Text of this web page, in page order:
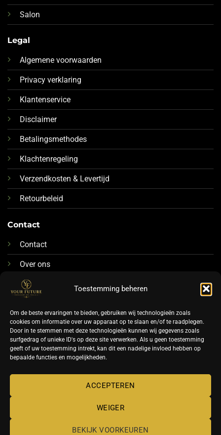
Toestemming beheren
Om de beste ervaringen te bieden, gebruiken wij technologieën zoals
cookies om informatie over uw apparaat op te slaan en/of te raadplegen.
Door in te stemmen met deze technologieën kunnen wij gegevens zoals
surfgedrag of unieke ID's op deze site verwerken. Als u geen toestemming
geeft of uw toestemming intrekt, kan dit een nadelige invloed hebben op
bepaalde functies en mogelijkheden.
ACCEPTEREN
WEIGER
BEKIJK VOORKEUREN
Salon
Legal
Algemene voorwaarden
Privacy verklaring
Klantenservice
Disclaimer
Betalingsmethodes
Klachtenregeling
Verzendkosten & Levertijd
Retourbeleid
Contact
Contact
Over ons
076-88 78 592
2026 UX Themes